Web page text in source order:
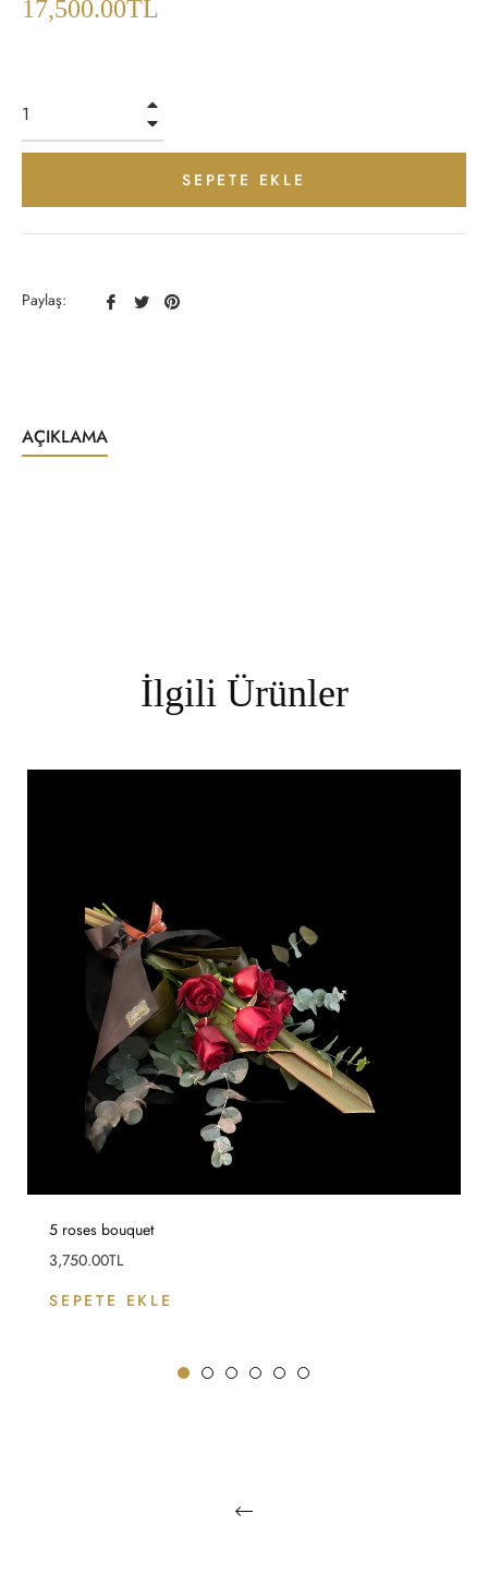
17,500.00TL
SEPETE EKLE
Paylaş:
Facebook
TwitterPinterest
AÇIKLAMA
İlgili Ürünler
5 roses bouquet
Fiyat
3,750.00TL
SEPETE EKLE